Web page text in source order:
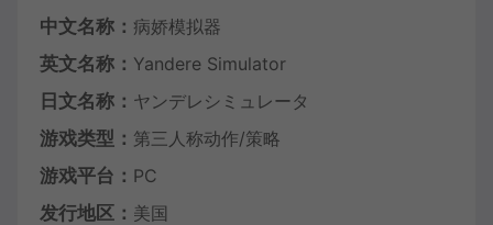
中文名称： 病娇模拟器
英文名称： Yandere Simulator
日文名称： ヤンデレシミュレータ
游戏类型： 第三人称动作/策略
游戏平台： PC
发行地区： 美国